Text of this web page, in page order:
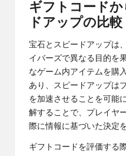
ギフトコード
ドアップの比較
宝石とスピードアップは
イバーズで異なる目的を
なゲーム内アイテムを購
あり、スピードアップは
を加速させることを可能
解することで、プレイヤ
際に情報に基づいた決定
ギフトコードを評価する